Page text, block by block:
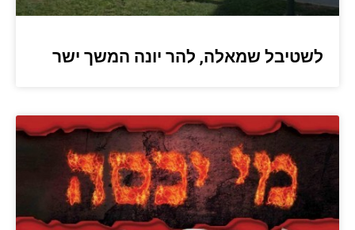
לשטיבל שמאלה, להר יונה המשך ישר